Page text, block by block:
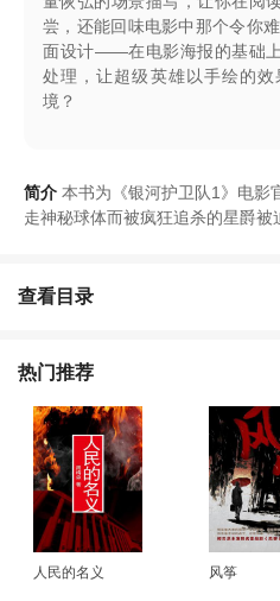
尝，还能回味电影中那个令你
面设计——在电影海报的基础
处理，让超级英雄以手绘的
境？
本书为 《银河护卫队1》 电影
走神秘球体而被疯狂追杀的星爵被
简介
查看目录
热门推荐
人民的名义 风筝